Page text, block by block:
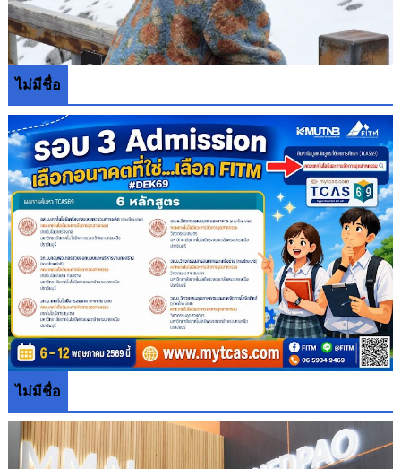
ไม่มีชื่อ
ไม่มีชื่อ